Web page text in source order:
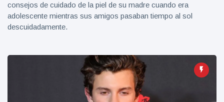
consejos de cuidado de la piel de su madre cuando era
adolescente mientras sus amigos pasaban tiempo al sol
descuidadamente.